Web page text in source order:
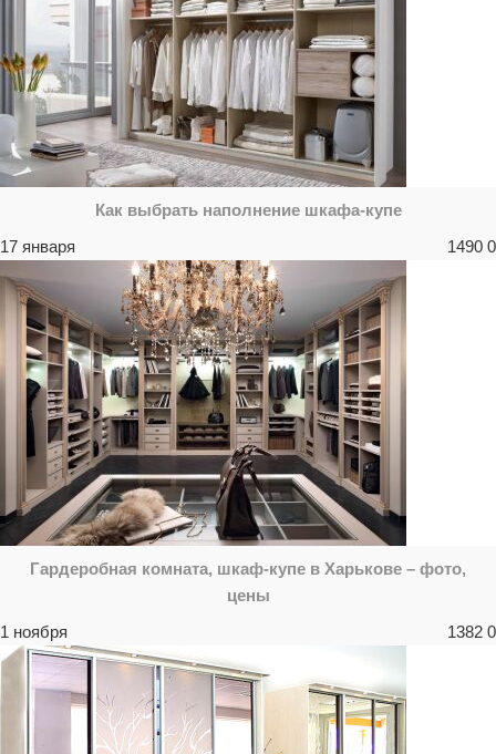
Как выбрать наполнение шкафа-купе
17 января
1490 0
Гардеробная комната, шкаф-купе в Харькове – фото,
цены
1 ноября
1382 0